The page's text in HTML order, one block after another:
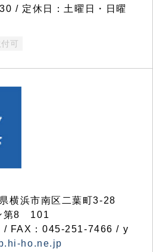
/ 定休日：土曜日・日曜
可
横浜市南区二葉町3-28
第8 101
FAX：045-251-7466 / y
ho.ne.jp